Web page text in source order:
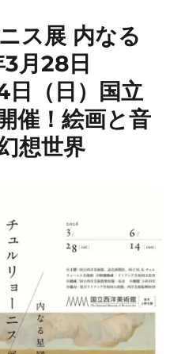
ス展 内なる
月28日
日（日）国立
催！絵画と音
想世界